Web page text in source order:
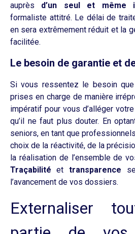
auprès d’un seul et même
formaliste attitré. Le délai de
en sera extrêmement réduit et la
facilitée.
Le besoin de garantie et
Si vous ressentez le besoin
prises en charge de manière
impératif pour vous d’alléger
qu’il ne faut plus douter. En
seniors, en tant que
choix de la réactivité, de la
la réalisation de l’ensemble de
Traçabilité et transparence
l’avancement de vos dossiers.
Externaliser